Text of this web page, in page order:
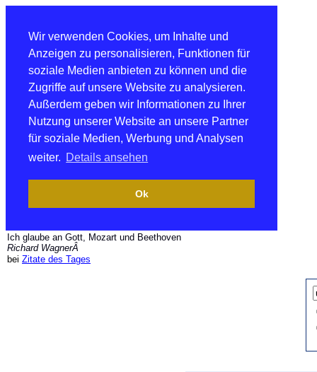
Wir verwenden Cookies, um Inhalte und
Anzeigen zu personalisieren, Funktionen für
soziale Medien anbieten zu können und die
Zugriffe auf unsere Website zu analysieren.
Außerdem geben wir Informationen zu Ihrer
Nutzung unserer Website an unsere Partner
für soziale Medien, Werbung und Analysen
weiter. Details ansehen
Ok
Ich glaube an Gott, Mozart und Beethoven
Richard WagnerÂ
bei Zitate des Tages